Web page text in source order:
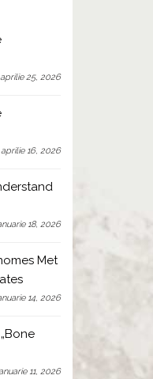
aprilie 25, 2026
aprilie 16, 2026
18, 2026
Met
14, 2026
11, 2026